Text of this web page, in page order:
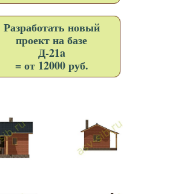
Разработать новый
проект на базе
Д-21a
= от 12000 руб.